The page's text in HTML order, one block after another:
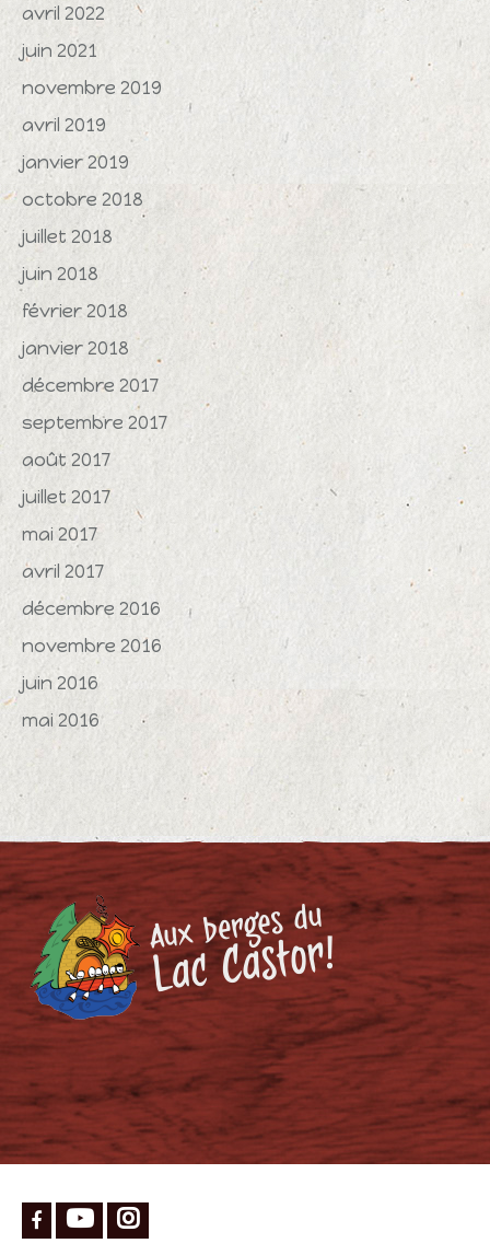
avril 2022
juin 2021
novembre 2019
avril 2019
janvier 2019
octobre 2018
juillet 2018
juin 2018
février 2018
janvier 2018
décembre 2017
septembre 2017
août 2017
juillet 2017
mai 2017
avril 2017
décembre 2016
novembre 2016
juin 2016
mai 2016